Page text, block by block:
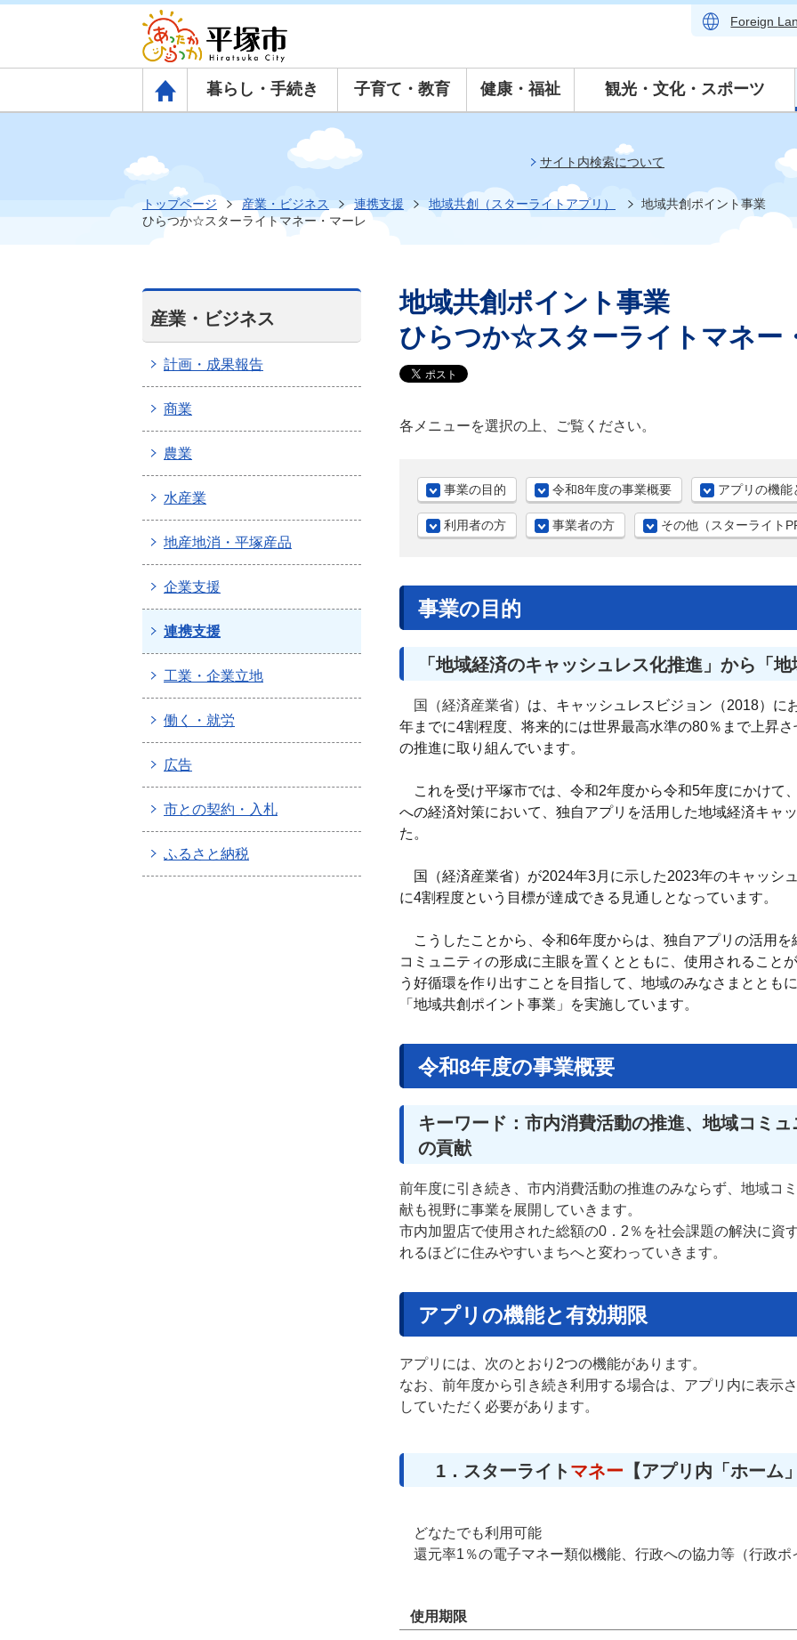
Foreign
トップページ
暮らし・手続き 子育て・教育 健康・福祉 観光・文化・スポーツ
サイト内検索について
トップページ 産業・ビジネス 連携支援 地域共創（スターライトアプリ）
地域共創ポイント事業
ひらつか☆スターライトマネー・マーレ
地域共創ポイント事業
ひらつか☆スターライトマネー
各メニューを選択の上、ご覧ください。
事業の目的 令和8年度の事業概要 アプリの機能
利用者の方 事業者の方 その他（スターライト
事業の目的
「地域経済のキャッシュレス化推進」から「
国（経済産業省） は、キャッシュレスビジョン（2018）に
年までに4割程度、将来的には世界最高水準の80％まで上昇
の推進に取り組んでいます。
これを受け平塚市では、令和2年度から令和5年度にかけて
への経済対策において、独自アプリを活用した地域経済キャ
た。
国（経済産業省）が2024年3月に示した2023年のキャッシ
に4割程度という目標が達成できる見通しとなっています。
こうしたことから、令和6年度からは、独自アプリの活用
コミュニティの形成に主眼を置くとともに、使用されること
う好循環を作り出すことを目指して、地域のみなさまととも
「地域共創ポイント事業」を実施しています。
令和8年度の事業概要
キーワード：市内消費活動の推進、地域コミ
の貢献
前年度に引き続き、市内消費活動の推進のみならず、地域コ
献も視野に事業を展開していきます。
市内加盟店で使用された総額の0．2％を社会課題の解決に資
れるほどに住みやすいまちへと変わっていきます。
アプリの機能と有効期限
アプリには、 次のとおり2つの機能があります。
なお、前年度から引き続き利用する場合は、アプリ内に表示
していただく必要があります。
1．スターライト マネー 【アプリ内「ホーム
どなたでも利用可能
還元率1％の電子マネー類似機能、行政への協力等（行政ポ
使用期限
産業・ビジネス
計画・成果報告
商業
農業
水産業
地産地消・平塚産品
企業支援
連携支援
工業・企業立地
働く・就労
広告
市との契約・入札
ふるさと納税